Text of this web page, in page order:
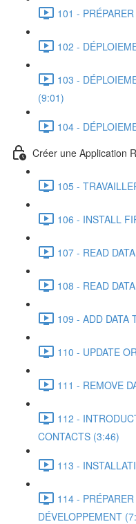
101 -
102 -
103 -
(9:01)
104 -
Créer une Application
105 -
106 - INSTALL
107 - READ
108 - READ
109 - ADD DATA
110 - UPDATE
111 - REMOVE
112 -
CONTACTS (3:46)
113 -
114 -
DÉVELOPPEMENT